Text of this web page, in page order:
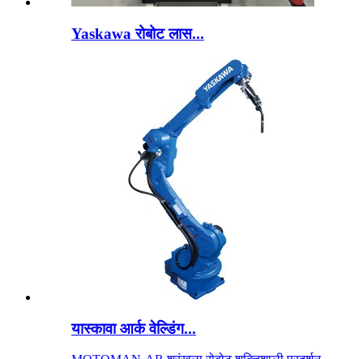
Yaskawa रोबोट लास...
यास्कावा आर्क वेल्डिंग...